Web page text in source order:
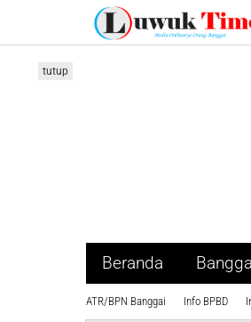
Beranda
ATR/BPN Banggai Info BPBD
tutup